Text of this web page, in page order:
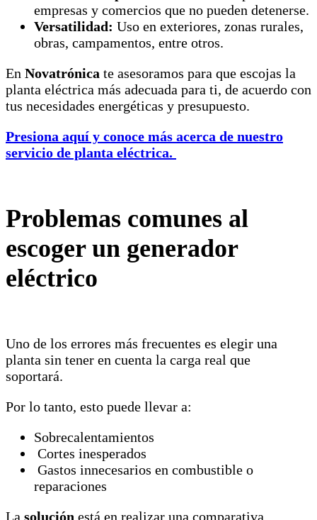
empresas y comercios que no pueden detenerse.
Versatilidad: Uso en exteriores, zonas rurales,
obras, campamentos, entre otros.
En Novatrónica te asesoramos para que escojas la
planta eléctrica más adecuada para ti, de acuerdo con
tus necesidades energéticas y presupuesto.
Presiona aquí y conoce más acerca de nuestro
servicio de planta eléctrica.
Problemas comunes al
escoger un generador
eléctrico
Uno de los errores más frecuentes es elegir una
planta sin tener en cuenta la carga real que
soportará.
Por lo tanto, esto puede llevar a:
Sobrecalentamientos
Cortes inesperados
Gastos innecesarios en combustible o
reparaciones
La solución está en realizar una comparativa